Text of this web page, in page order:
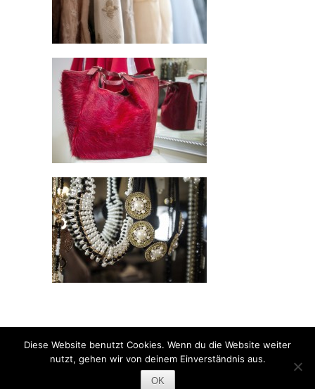
Powered byWordPressandHatch
Diese Website benutzt Cookies. Wenn du die Website weiter
nutzt, gehen wir von deinem Einverständnis aus.
OK